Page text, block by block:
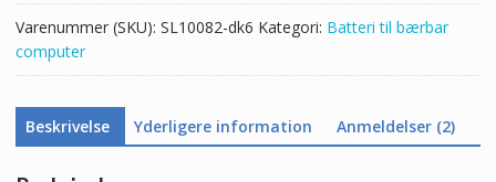
Varenummer (SKU): SL10082-dk6 Kategori: Batteri til bærbar
computer
Beskrivelse Yderligere information Anmeldelser (2)